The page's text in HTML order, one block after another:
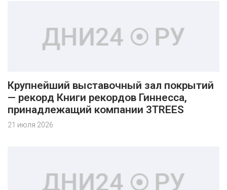
Крупнейший выставочный зал покрытий
— рекорд Книги рекордов Гиннесса,
принадлежащий компании 3TREES
21 июля 2026